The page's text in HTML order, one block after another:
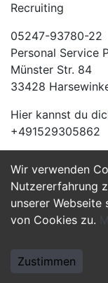
Wir verwenden
Nutzererfahrung
unserer Webseite
von Cookies zu.
Zustimmen
Recruiting
05247-93780-22
Personal Service
Münster Str. 84
33428
Hier kannst du
+491529305862